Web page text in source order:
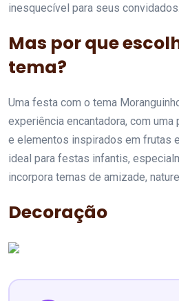
inesquecível para seus convidados.
Mas por que
tema?
Uma festa com o tema
experiência encantadora, com
e elementos inspirados em frutas
ideal para festas infantis,
incorpora temas de amizade,
Decoração